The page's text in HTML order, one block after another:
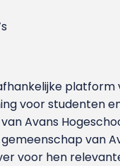
platform
voor studenten
Avans
van
voor hen